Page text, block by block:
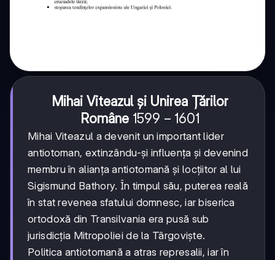
Mihai Viteazul și Unirea Țărilor
Române 1599-
1601
1599 − 1601
Mihai Viteazul a devenit un important lider
antiotoman, extinzându-și influența și devenind
membru în alianța antiotomană și locțiitor al lui
Sigismund Bathory. În timpul său, puterea reală
în stat revenea sfatului domnesc, iar biserica
ortodoxă din Transilvania era pusă sub
jurisdicția Mitropoliei de la Târgoviște.
Politica antiotomană a atras represalii, iar în